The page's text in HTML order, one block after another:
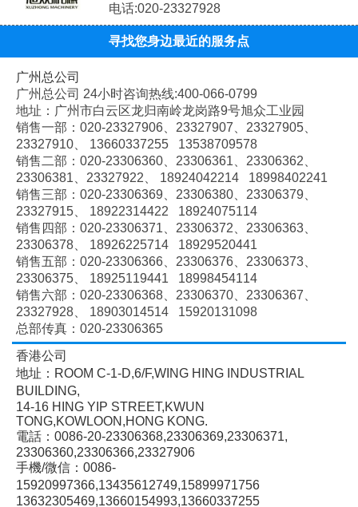
电话:020-23327928
寻找您身边最近的服务点
广州总公司
广州总公司 24小时咨询热线:400-066-0799
地址：广州市白云区龙归南岭龙岗路9号旭众工业园
销售一部：020-23327906、 23327907、 23327905、
23327910、
13660337255 13538709578
销售二部：020-23306360、 23306361、 23306362、
23306381、 23327922、
18924042214 18998402241
销售三部：020-23306369、 23306380、 23306379、
23327915、
18922314422 18924075114
销售四部：020-23306371、 23306372、 23306363、
23306378、
18926225714 18929520441
销售五部：020-23306366、 23306376、 23306373、
23306375、
18925119441 18998454114
销售六部：020-23306368、 23306370、 23306367、
23327928、
18903014514 15920131098
总部传真：020-23306365
香港公司
地址：ROOM C-1-D,6/F,WING HING INDUSTRIAL
BUILDING,
14-16 HING YIP STREET,KWUN
TONG,KOWLOON,HONG KONG.
電話：0086-20-23306368,23306369,23306371,
23306360,23306366,23327906
手機/微信：0086-
15920997366,13435612749,15899971756
13632305469,13660154993,13660337255